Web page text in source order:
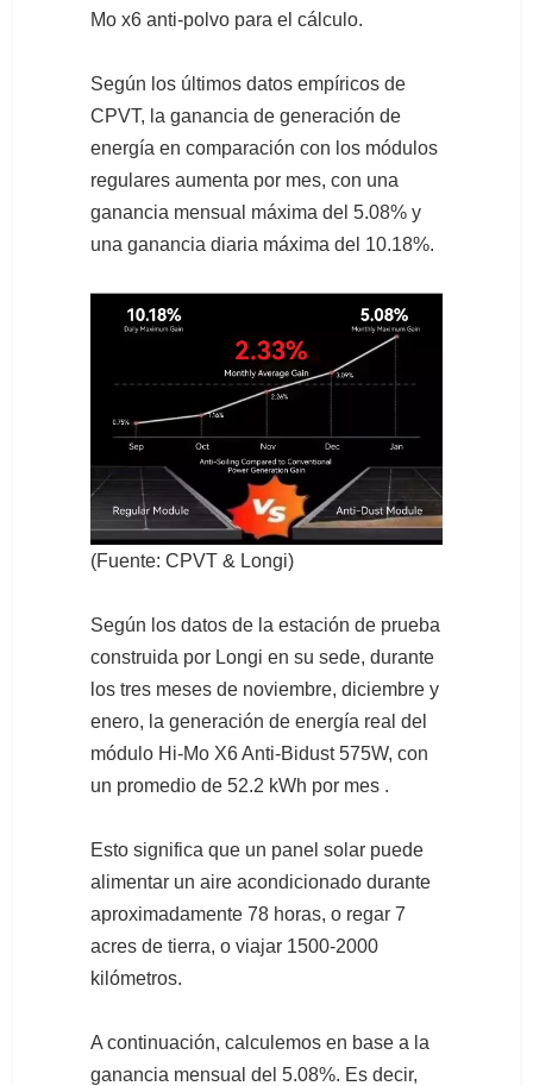
Mo x6 anti-polvo para el cálculo.
Según los últimos datos empíricos de
CPVT, la ganancia de generación de
energía en comparación con los módulos
regulares aumenta por mes, con una
ganancia mensual máxima del 5.08% y
una ganancia diaria máxima del 10.18%.
(Fuente: CPVT & Longi)
Según los datos de la estación de prueba
construida por Longi en su sede, durante
los tres meses de noviembre, diciembre y
enero, la generación de energía real del
módulo Hi-Mo X6 Anti-Bidust 575W, con
un promedio de 52.2 kWh por mes .
Esto significa que un panel solar puede
alimentar un aire acondicionado durante
aproximadamente 78 horas, o regar 7
acres de tierra, o viajar 1500-2000
kilómetros.
A continuación, calculemos en base a la
ganancia mensual del 5.08%. Es decir,